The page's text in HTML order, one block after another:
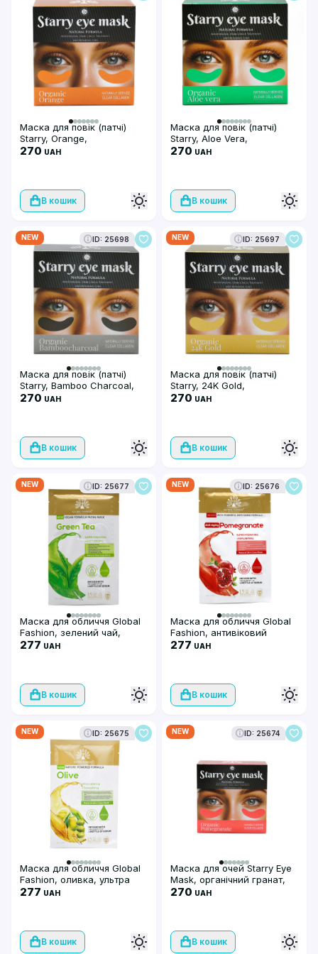
Маска для повік (патчі)
Starry, Orange,
натуральний прозорий
270 UAH
В кошик
Маска для повік (патчі)
Starry, Aloe Vera,
натуральний прозорий
270 UAH
В кошик
NEW ID: 25698
Маска для повік (патчі)
Starry, Bamboo Charcoal,
бамбукове вугілля,
270 UAH
В кошик
NEW ID: 25697
Маска для повік (патчі)
Starry, 24K Gold,
натуральний прозорий
270 UAH
В кошик
NEW ID: 25677
Маска для обличчя Global
Fashion, зелений чай,
супер зволожуючий та
277 UAH
В кошик
NEW ID: 25676
Маска для обличчя Global
Fashion, антивіковий
гранат, супер
277 UAH
В кошик
NEW ID: 25675
Маска для обличчя Global
Fashion, оливка, ультра
заспокійлива та
277 UAH
В кошик
NEW ID: 25674
Маска для очей Starry Eye
Mask, органічний гранат,
натуральний прозорий
270 UAH
В кошик